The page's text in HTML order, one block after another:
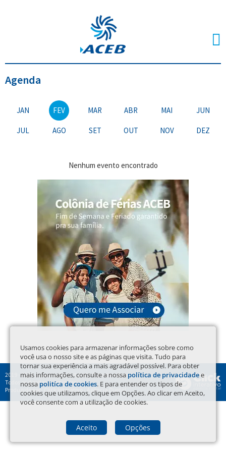
Agenda
JAN FEV MAR ABR MAI JUN
JUL AGO SET OUT NOV DEZ
Nenhum evento encontrado
2019 - 2026. Associação Cultural e Esportiva Braskem.
Todos os direitos reservados.
Produzido por:
Click Interativo - Agência Digital
Usamos cookies para armazenar informações sobre como
você usa o nosso site e as páginas que visita. Tudo para
tornar sua experiência a mais agradável possível. Para obter
mais informações, consulte a nossa política de privacidadee
nossa politíca de cookies. E para entender os tipos de
cookies que utilizamos, clique em Opções. Ao clicar em Aceito,
você consente com a utilização de cookies.
Aceito Opções